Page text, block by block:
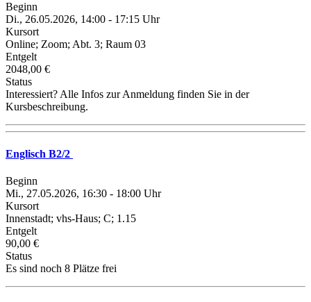
Beginn
Di., 26.05.2026, 14:00 - 17:15 Uhr
Kursort
Online; Zoom; Abt. 3; Raum 03
Entgelt
2048,00 €
Status
Interessiert? Alle Infos zur Anmeldung finden Sie in der
Kursbeschreibung.
Englisch B2/2
Beginn
Mi., 27.05.2026, 16:30 - 18:00 Uhr
Kursort
Innenstadt; vhs-Haus; C; 1.15
Entgelt
90,00 €
Status
Es sind noch 8 Plätze frei